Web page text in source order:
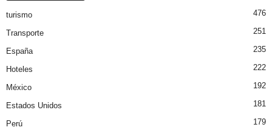
turismo 476
Transporte 251
España 235
Hoteles 222
México 192
Estados Unidos 181
Perú 179